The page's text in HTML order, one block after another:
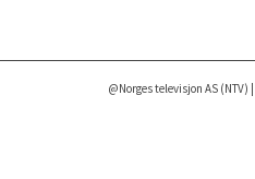
@Norges televisjon AS